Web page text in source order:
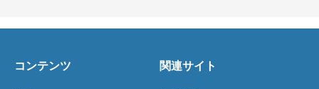
コンテンツ 関連サイト